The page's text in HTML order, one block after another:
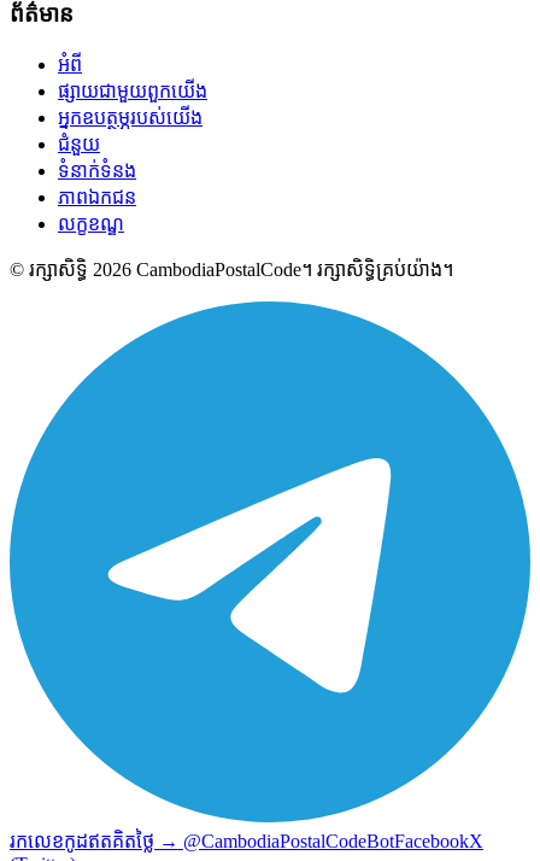
ព័ត៌មាន
អំពី
ផ្សាយជាមួយពួកយើង
អ្នកឧបត្ថម្ភរបស់យើង
ជំនួយ
ទំនាក់ទំនង
ភាពឯកជន
លក្ខខណ្ឌ
© រក្សាសិទ្ធិ 2026 CambodiaPostalCode។ រក្សាសិទ្ធិគ្រប់យ៉ាង។
រកលេខកូដឥតគិតថ្លៃ → @CambodiaPostalCodeBotFacebookX